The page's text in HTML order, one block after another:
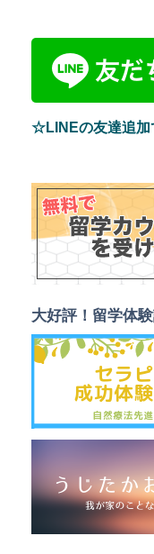
☆LINEの友達追加
大好評！留学体